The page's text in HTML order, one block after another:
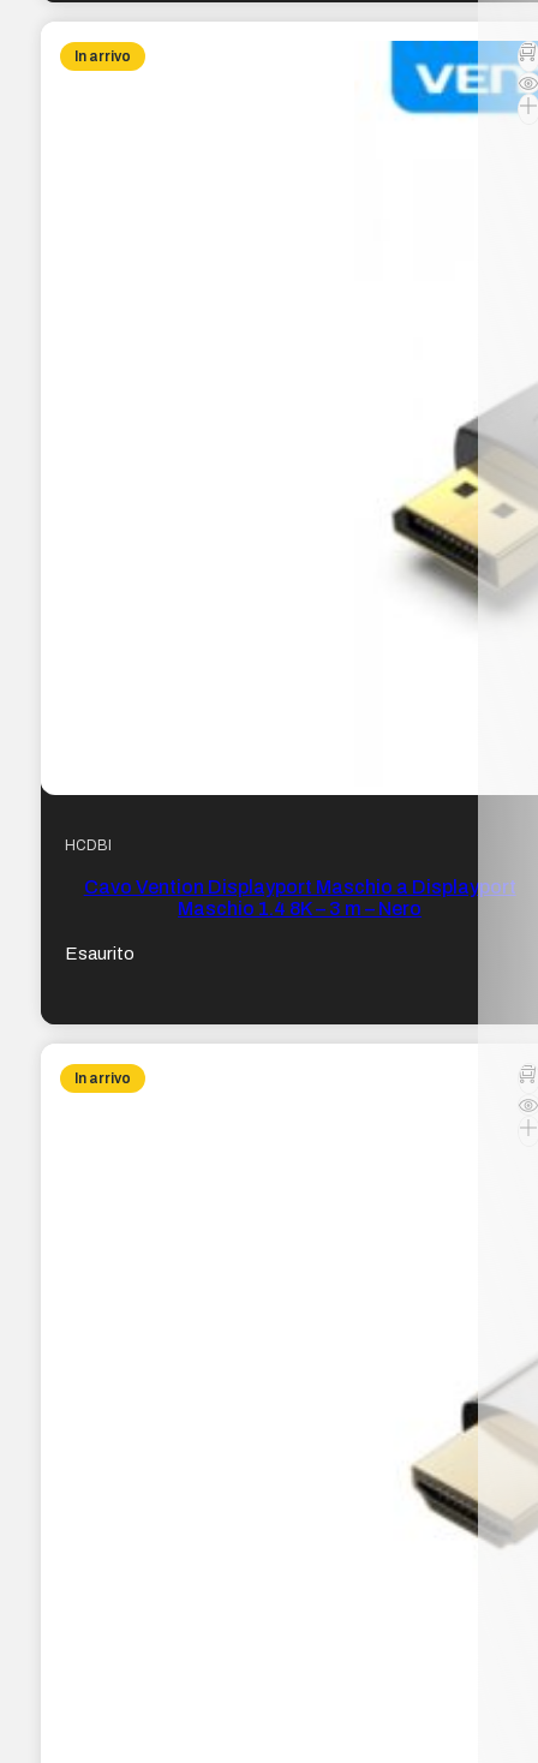
In arrivo
HCDBI
Cavo Vention Displayport Maschio a Displayport
Maschio 1.4 8K – 3 m – Nero
Esaurito
In arrivo